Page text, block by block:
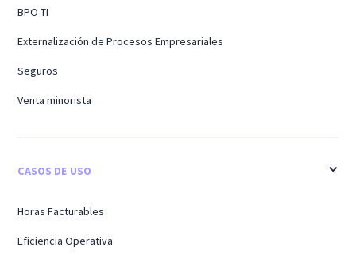
BPO TI
Externalización de Procesos Empresariales
Seguros
Venta minorista
CASOS DE USO
Horas Facturables
Eficiencia Operativa